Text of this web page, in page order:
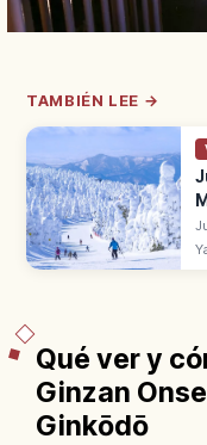
TAMBIÉN LEE →
Qué ver y
Ginzan
Ginkōdō